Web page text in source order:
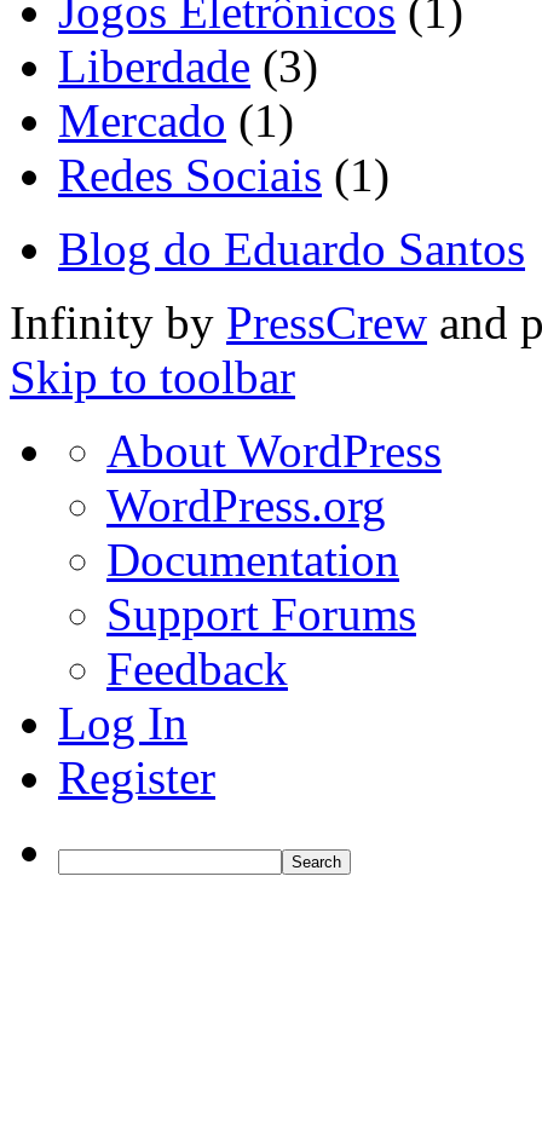
Jogos Eletrônicos (1)
Liberdade (3)
Mercado (1)
Redes Sociais (1)
Blog do Eduardo Santos
Infinity by PressCrew and
Skip to toolbar
WordPressAbout WordPress
WordPress.org
Documentation
Support Forums
Feedback
Log In
Register
Search